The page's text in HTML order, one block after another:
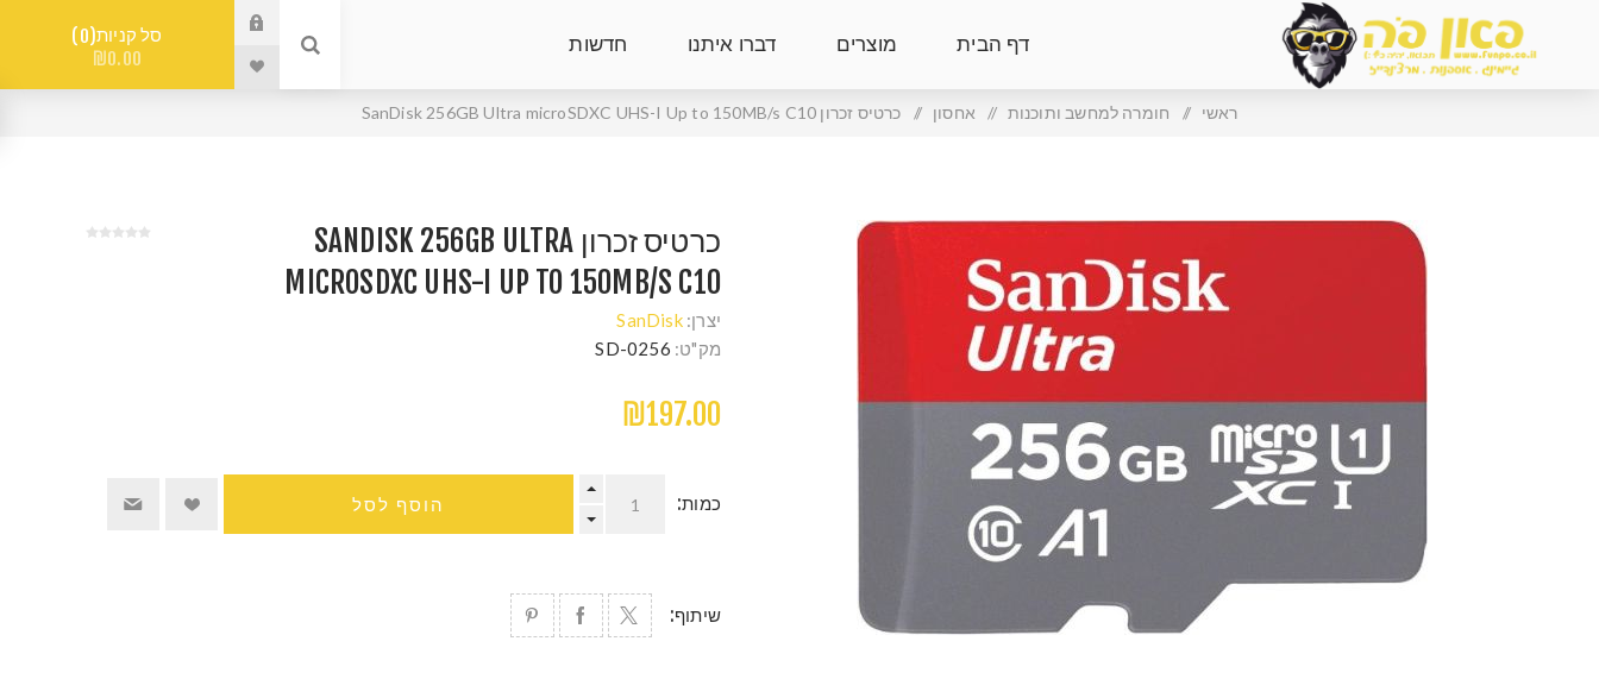
דף הבית מוצרים דברו איתנו חדשות סל קניות 0
₪0.00
ראשי / חומרה למחשב ותוכנות / אחסון / כרטיס זכרון SanDisk 256GB Ultra microSDXC UHS-I Up to 150MB/s C10
כרטיס זכרון SANDISK 256GB ULTRA
MICROSDXC UHS-I UP TO 150MB/S C10
יצרן: SanDisk
מק"ט: SD-0256
₪197.00
כמות: הוסף לסל
שיתוף: